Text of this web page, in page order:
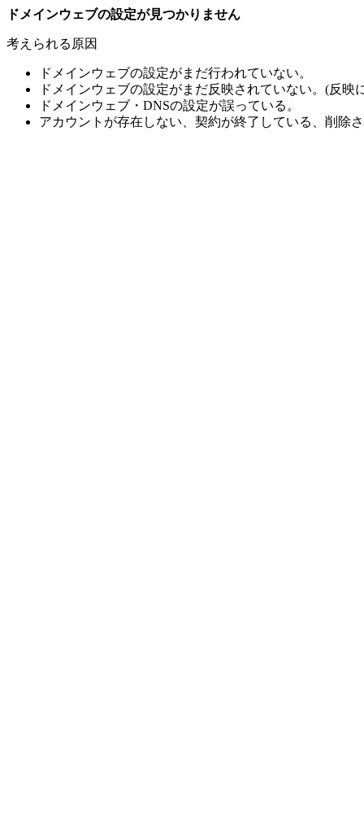
ドメインウェブの設定が見つかりません
考えられる原因
ドメインウェブの設定がまだ行われていない。
ドメインウェブの設定がまだ反映されていない。(反
ドメインウェブ・DNSの設定が誤っている。
アカウントが存在しない、契約が終了している、削除